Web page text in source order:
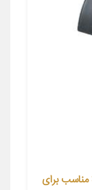
پروانه فن کولر یدک چی کد SANDEN 72130 مناسب برای